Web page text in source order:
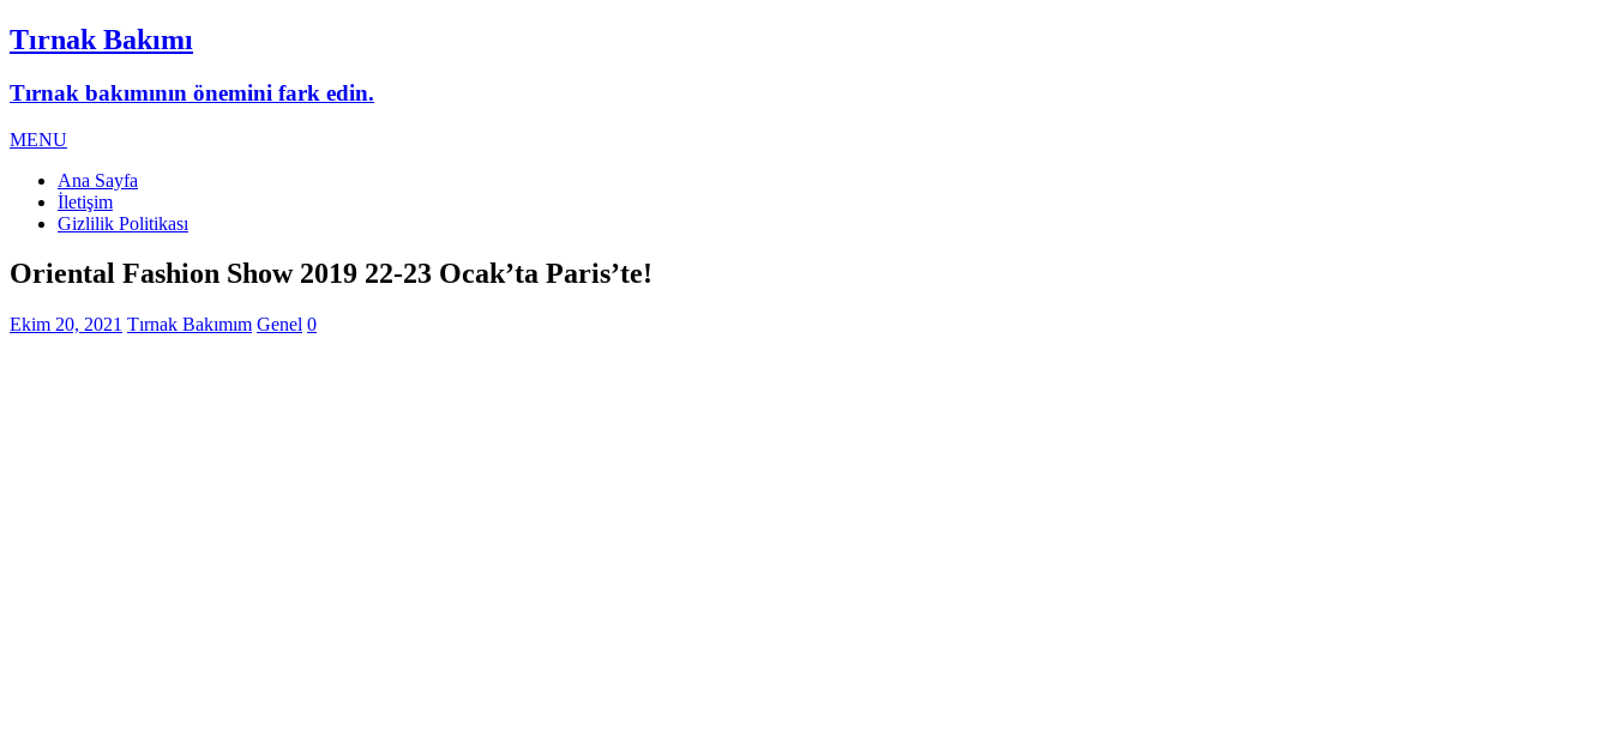
Tırnak Bakımı
Tırnak bakımının önemini fark edin.
MENU
Ana Sayfa
İletişim
Gizlilik Politikası
Oriental Fashion Show 2019 22-23 Ocak’ta Paris’te!
Ekim 20, 2021 Tırnak Bakımım Genel 0